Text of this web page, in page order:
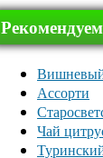
Рекомендуем
Ассорти
Чай